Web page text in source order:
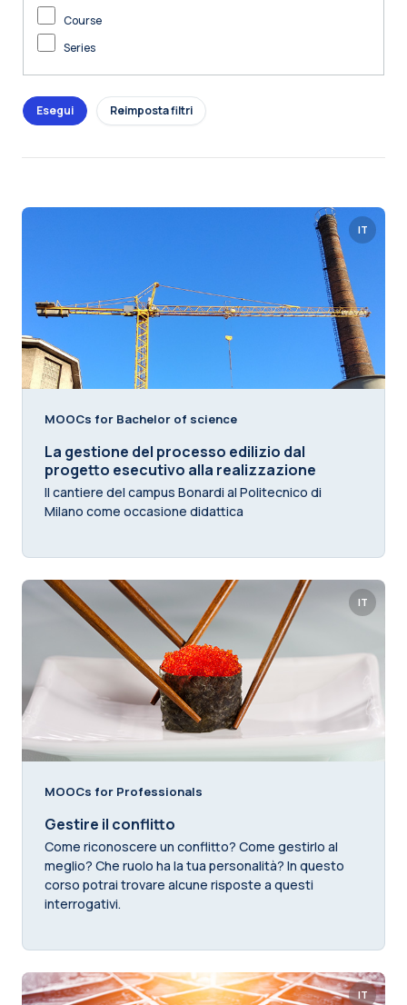
Course
Series
IT
MOOCs for Bachelor of science
La gestione del processo edilizio dal
progetto esecutivo alla realizzazione
Il cantiere del campus Bonardi al Politecnico di
Milano come occasione didattica
IT
MOOCs for Professionals
Gestire il conflitto
Come riconoscere un conflitto? Come gestirlo al
meglio? Che ruolo ha la tua personalità? In questo
corso potrai trovare alcune risposte a questi
interrogativi.
IT